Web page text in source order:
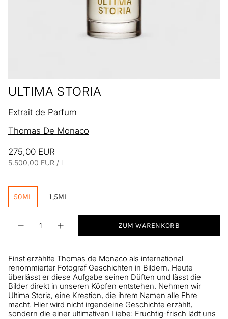
ULTIMA STORIA
Extrait de Parfum
Thomas De Monaco
275,00 EUR
Einheitspreis
5.500,00 EUR /pro
l
50ML 1,5ML
ZUM WARENKORB
Einst erzählte Thomas de Monaco als international
renommierter Fotograf Geschichten in Bildern. Heute
überlässt er diese Aufgabe seinen Düften und lässt die
Bilder direkt in unseren Köpfen entstehen. Nehmen wir
Ultima Storia, eine Kreation, die ihrem Namen alle Ehre
macht. Hier wird nicht irgendeine Geschichte erzählt,
sondern die einer ultimativen Liebe: Fruchtig-frisch lädt uns